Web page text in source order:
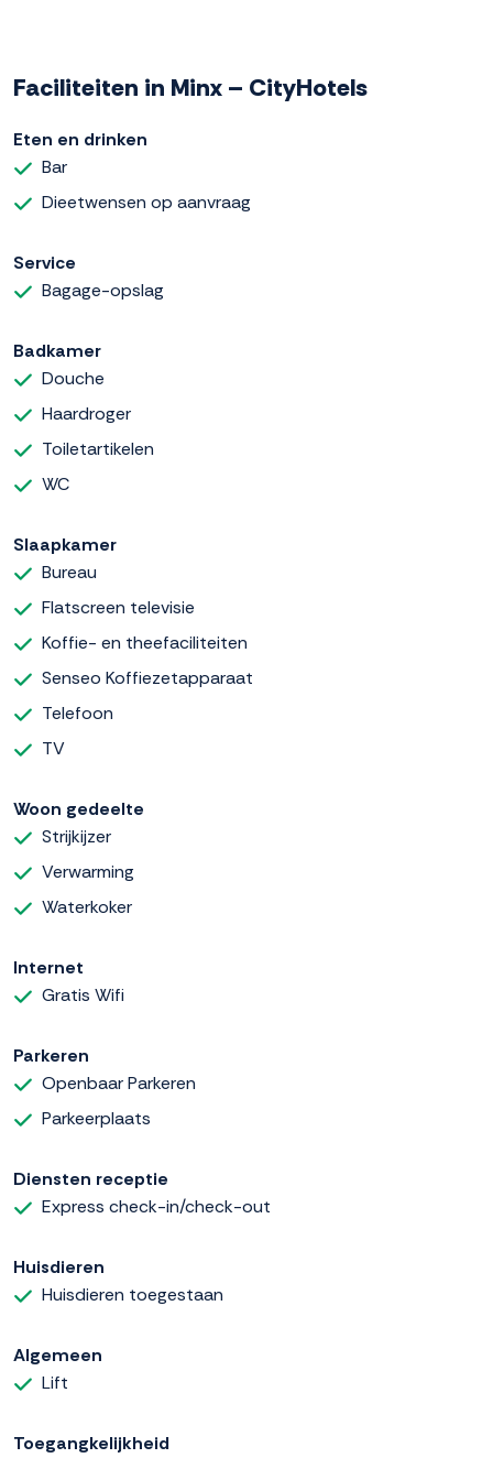
Faciliteiten in Minx – CityHotels
Eten en drinken
Bar
Dieetwensen op aanvraag
Service
Bagage-opslag
Badkamer
Douche
Haardroger
Toiletartikelen
WC
Slaapkamer
Bureau
Flatscreen televisie
Koffie- en theefaciliteiten
Senseo Koffiezetapparaat
Telefoon
TV
Woon gedeelte
Strijkijzer
Verwarming
Waterkoker
Internet
Gratis Wifi
Parkeren
Openbaar Parkeren
Parkeerplaats
Diensten receptie
Express check-in/check-out
Huisdieren
Huisdieren toegestaan
Algemeen
Lift
Toegangkelijkheid